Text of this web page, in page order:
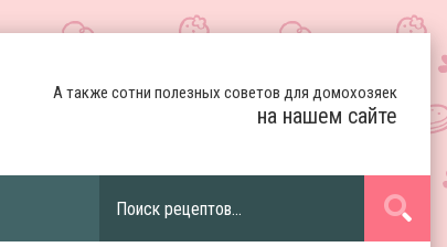
А также сотни полезных советов для домохозяек
на нашем сайте